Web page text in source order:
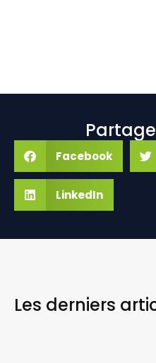
Facebook
LinkedIn
Les derniers